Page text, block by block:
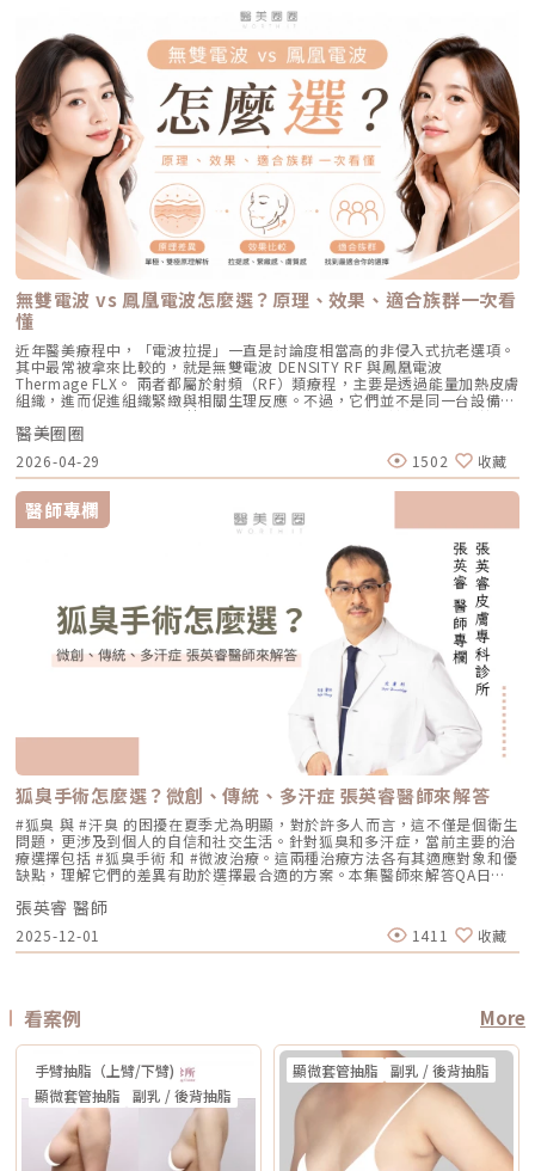
幅萎縮皮脂腺，把出油量降到極低，讓長痘痘的機率降到最低。但人體是有
自我修復機制的，經過數年後，部分皮脂腺可能會慢慢恢復部分功能。此
外，極端的壓力、嚴重的賀爾蒙失調依然可能引發零星的痘痘。但整體來
說，膚況絕對會比治療前穩定非常多。許多人會選擇在 1 到 2 年後，將
AviClear 作為年度的「控油進廠保養」來施打一次。Q5：打完 AviClear 後
有修復期嗎？該怎麼保養？A：由於屬於「非侵入性」的安全療程，術後皮
膚最多只會有輕微的泛紅，通常在幾個小時到一天內就會自然消退，完全不
影響日常上班上課。術後的保養也非常簡單：只要做好「基礎保濕」與「確
實防曬」，並在術後一週內暫停使用美白、酸類或去角質等刺激性產品即
可。對於忙碌的現代人來說，是非常友善的午休醫美選擇。拿回肌膚的主導
權，抗痘不再是一場苦戰青春痘從來就不只是一個表面的皮膚問題，它更深
刻地牽動著個人的自信心與社交生活。過去，嚴重痘痘肌患者往往陷入兩
難：任憑痘痘反覆肆虐，或是無奈忍受口服藥物的強烈副作用。隨著 2026
年新一代抗痘武器AviClear 戰痘雷射（1726nm）問世，無疑為醫學美容界
與深受痘痘困擾的患者，提供了一個全新、安全且具備極長效性的無藥物解
答。它成功將抗痘戰場，從伴隨負擔的全身性藥物代謝，精準轉移至局部的
皮脂腺控制，從源頭阻斷致痘環境。如果你也厭倦了反覆擦藥、吃藥的無盡
輪迴，渴望重新擁有一張清爽、穩定、不易泛油光的健康臉龐，建議尋求專
業醫師進行完整的膚況評估。透過精準的雷射療程規劃，為自己預約一個遠
離痘疤與油光的全新未來！
波 Exion、無限電波 Potenza）原理：結合了「微針」與「電波（RF）」
雙重優勢。透過極細的微針穿透表皮，在到達真皮層特定深度時瞬間釋放電
波熱能。這不僅能刺激膠原蛋白與彈力蛋白重組（改善老化型毛孔），微針
的物理性破壞與電波熱能，還能破壞過度活躍的皮脂腺（改善出油型毛
孔）。適合誰：混合型毛孔（又油又鬆弛）、肝斑體質不適合打高能量雷射
者、想全面提升膚質緊緻度的人。效果與特色：因為熱能在皮膚深層釋放，
表皮的熱傷害極小，退紅快（通常隔天即可上妝）。對於膚質的「整體優
化」有非常亮眼的表現。5. 物理性微創重建：得美微針筆（Dermapen）原
理：透過儀器上極細微的針頭，在肌膚表層每秒創造出1,920的微小穿刺通
道。這種「微破壞」能直接啟動肌膚天然的傷口癒合機制，刺激膠原蛋白與
彈力蛋白增生。更棒的是，這些微通道能像海綿一樣，大幅提升後續保養精
華（如生長因子、高濃度玻尿酸）的吸收率，達到加乘的養膚效果。適合族
群：老化型毛孔、淺層凹洞型毛孔、膚質粗糙者，以及對部分能量型療程較
為敏感、希望降低反黑風險的族群（實際仍需由醫師評估）。效果與特色：
因為沒有雷射或電波的「熱傷害」，所以術後照顧相對簡單，反黑機率極
低。做完後通常會有 1~3 天的微泛紅，能溫和改善膚質與毛孔細緻度的新
興療程。醫美療程怎麼選？重點大評比為了讓你更清楚怎麼挑選，我們整理
了五大主力療程的比較表：療程後的關鍵：醫美術後保養黃金法則許多人投
入療程本身，卻忽略術後照護的重要性，可能影響修復效果，甚至增加色素
沉澱風險。掌握以下三大原則，有助於穩定膚況並延續療程效果：1. 加強保
濕修護雷射或電波療程後，肌膚屏障暫時較為脆弱，容易出現乾燥與水分流
失。建議選擇成分單純、無香精與酒精的保濕與修護產品（如玻尿酸、神經
醯胺），協助維持肌膚修復所需的穩定環境。2. 落實防曬措施術後肌膚對紫
外線較為敏感，建議使用足夠防曬係數（如 SPF30–50 以上），並搭配帽
子、陽傘等物理性防曬，以降低色素沉澱的風險。3. 避免刺激性保養於恢復
期間內，應暫停使用酸類（如果酸、水楊酸）、A醇、去角質及高刺激性美
白產品。實際恢復時間會依療程種類與個人膚況不同，建議依照醫師指示逐
步恢復日常保養。毛孔粗大常見問題Q&A Q1：做完醫美，毛孔就可以「完
全消失」嗎？ 這是不切實際的期望喔！毛孔是皮膚正常的生理結構，不可
能完全消失不見。醫美療程的目標是讓變大、變形毛孔「縮小、變淺」，讓
肌膚在視覺上達到平滑、細緻的效果，也就是俗稱的「水煮蛋肌」狀態。
Q2：打雷射縮毛孔，皮膚會不會越打越薄？ 正確的雷射治療不但不會讓皮
膚變薄，反而會因為刺激真皮層膠原蛋白新生，讓肌膚變得更厚實、更有彈
性！但前提是「間隔時間要充足」且「能量掌控得當」，過度頻繁的施打才
有可能破壞皮膚屏障。Q3：改善毛孔粗大，通常需要打幾次才有效？ 醫美
不是變魔術，通常需要一個「療程」的規劃。以皮秒雷射或微針電波為例，
通常會建議進行 3~5 次（每次間隔約 4~6 週）為一個完整療程。不過，多
數人在第 2 次治療後，就會感覺到上妝變得服貼、出油量減少的明顯變化
了。Q4：我是容易泛紅的敏感肌或酒糟肌，也能做醫美縮毛孔嗎？需經醫
師審慎評估。敏感肌或酒糟肌因皮膚屏障較脆弱，若在發炎尚未穩定的情況
下進行高能量雷射，可能增加泛紅加劇或刺激反應的風險。因此治療重點通
常會先放在「穩定膚況與降低發炎反應」，並依個別狀況調整可能的誘發因
素。待肌膚穩定後，再由醫師評估選擇較溫和的療程，例如微針類療程或能
量可精準控制的微針電波，以循序漸進方式改善毛孔粗大與膚質細緻度。
Q5：我平常有在擦酸類或A醇縮毛孔，做醫美前後需要停用嗎？建議暫停使
用，但實際時間需依療程種類與個人膚況調整。酸類（如果酸、水楊酸）與
A醇會促進角質代謝，可能在療程前後增加肌膚敏感度，使刺激反應（如泛
紅、乾燥）加劇，並提高色素沉澱的風險。一般常見建議為：療程前約3–7
天暫停使用，術後約1–2週再視肌膚修復狀況逐步恢復。但實際仍應依醫師
評估為準。在停用期間，建議以溫和清潔、加強保濕與修護（如玻尿酸、神
經醯胺等），並落實防曬措施，協助肌膚穩定修復。擺脫毛孔焦慮，找回平
滑自信肌對抗毛孔粗大是一場長期抗戰，它需要你改變不良的生活習慣、建
立正確的居家保養觀念，並適時借助醫美科技的強大力量來突破瓶頸。現在
的醫美技術已經能為各種膚況提供客製化的解決方案，如果不確定自己到底
是屬於哪一種毛孔類型，或者不知道該從哪一個療程下手，建議直接安排時
間到專業的醫美診所進行諮詢。透過醫師的專業評估，甚至搭配高階的肌膚
檢測儀器，才能為你規劃出最精準、最不走冤枉路的縮毛孔計畫！★溫馨提
術，不只是把能量打在斑點上，而是以更科學、更安全的方式處理色素問
題。AutoDerm 智慧影像分析系統在正式治療前，系統會先掃描肌膚，辨識
每一處斑點的分布、深度與範圍。這讓醫師不再只依賴肉眼判斷，而是能透
過影像資訊調整能量，讓治療更客製化、也更一致。對於斑點多、深淺不一
或分布不規則的人來說，這項技術能有效提升治療的精準度。CPTL 超冷卻
保護除斑過程中最令人擔心的副作用之一，就是因熱能過高造成紅腫、脫
皮，甚至反黑。CPTL 的作用是在雷射擊發的同時迅速降溫，使肌膚保持在
低溫狀態，避免熱能向周圍擴散。皮膚被冷保護包覆後，不僅治療時更舒
適，也能減少後續的發炎反應，讓整體修復期縮短許多。VSLS色素冷剝離
技術在 532 奈米波長下，Reepot 的能量並非以高熱燒灼黑色素，而是以機
械式的震動作用使色素顆粒鬆動、分離，再交由身體自然代謝。這項機制能
同時保護真皮層的血管結構，減少對健康組織的影響，讓整個治療更溫和，
也降低出現過度刺激或色素反應的可能性。透過這三項核心技術的搭配，
Reepot 不只是單純「把斑點打掉」，而是以更安全、更穩定的方式改善色
素問題，也更符合現代人對於恢復期短、風險低的期待。Reepot 為何能將
斑點一撕即除？人工皮代謝讓改善更有感為什麼 Reepot 能做到治療後「撕
除人工皮時同步帶走斑點」？這與它的能量作用與術後設計密切相關。
Reepot 透過 532 nm 能量搭配冷剝離技術，使表層黑色素逐漸被帶向角質
層；治療後覆蓋的人工皮則提供穩定、封閉式的修復環境，讓色素在代謝期
間被更完整地固定在表皮。當人工皮在回診時由專業人員取下，老化角質連
同部分色素會一併脫落，因此能呈現出「一撕即除」的改善效果。以冷卻保
護與機械式震動相結合的方式，讓斑點代謝更有感，也讓治療成果更直觀。
誰適合做 Reepot？讓你一眼就能找到自己的定位Reepot 特別適合以下肌
膚需求： 曬斑、雀斑、老人斑、顴骨母斑 膚色暗沉不均，看起來不夠乾淨
做過除斑，但怕反黑、怕紅腫 希望治療後恢復期短、隔天能上班 膚質偏薄
或偏敏感，不敢嘗試侵略性太高的治療Reepot AI時光雷射的效果：一次能
改善什麼？以下為臨床上常見改善情況（效果因個人皮膚而異）： 斑點淡
化明顯 膚色提亮、均勻度提升 老人斑變淡、邊界變柔和 妝感變乾淨，妝更
貼更亮 肌膚質地有細緻感Reepot 術後恢復期與照護指南Reepot 最大優勢
之一就是修復期短。常見反應淡淡泛紅：1–3 天斑點結痂／色素加深：3–7
天代謝期：1–2 週術前事項1. 治療部位若有傷口、感染或過敏發炎需等肌膚
恢復後再施作。2. 有心律調節器、光敏感或慢性疾病者需由醫師評估安全
性。3. 孕婦、哺乳者與近期使用光敏藥物者不建議進行光電療程。4. 三個
月內做過深層換膚或磨皮者需與醫師確認治療時機。5. 術前請避免日曬並停
止酸類、去角質與刺激性保養品。這些都有助於減少反黑。術後照護1. 人工
皮需連續貼著約 14 天且不可自行撕除。2. 若人工皮翹起或濕潤可加貼更大
片人工皮加強固定。3. 術後兩週內避免三溫暖、蒸氣、劇烈流汗與飲酒。4.
請按時回診由專業人員移除人工皮並檢查膚況。5. 如出現紅腫、刺癢或滲出
應立即聯絡診所處理。6. 色素代謝期間避免使用磨砂、卸妝棉與去角質產
品。7. 修復期需加強保濕並確實做好防曬。Reepot 的優勢到底在哪？與傳
準 舒適度 熱感明顯，需敷麻 即時冷卻系統，可不需敷麻 反黑風險 較高 較
理多種斑點 療程次數 修復期 可能需多次，修復期較長 單次有感改善、修復
期更短 適合性 適合多數色斑但風險略高 適合希望快速、低風險改善的族群
Reepot AI時光雷射禁忌症以下情況在接受 Reepot 治療時需特別注意，需
由醫療人員審慎評估：1. 具有光敏感體質或正在使用感光藥物者若皮膚對光
線反應特別強烈，或正在使用會增加光敏性的藥物，治療後發生刺激或色素
反應的風險較高。2. 三個月內曾使用口服 A 酸A 酸會影響皮膚角質更新與
修復速度，使治療後的反應加劇，因此仿單建議需完全停藥至少三個月。3.
最近三到六個月內接受過填補注射包括玻尿酸、洢蓮絲、舒顏萃等填充劑，
為避免能量影響填充物穩定性，需由醫療人員評估治療時機。4. 三個月內接
受過磨皮或其他侵入性治療若表皮尚未完全恢復，過早進行雷射可能造成過
度刺激或延長恢復期。5. 懷孕與哺乳期間仿單中明確列為需避免的狀況，主
要基於安全性與荷爾蒙變動的不確定性雖然非侵入性，但仍建議暫緩治療。
八歲者不建議未成年人接受此類治療，除非有醫療必要且經監護人與專業醫
雷射有什麼最大差別？Reepot 的能量作用以機械式震動為主，而非傳統以
熱破壞色素為核心的方式，因此對周邊組織較為溫和，修復期相對短。搭配
AI 智慧影像分析與低溫保護，可讓能量更集中在斑點本身，減少熱擴散造成
的紅腫或反黑風險。對於需要更加精準、可控的淺層色素改善者，是較新的
治療選擇。Q2：一次療程能看到效果嗎？需要做幾次比較理想？淺層曬
斑、雀斑在單次治療後多半能看到初步變化；但深層或混合型色素通常需要
多次治療，效果會以「循序淡化」的方式呈現。實際次數與間隔仍須依個人
拉提使用的是 RF 射頻能量。RF 是 Radiofrequency 的縮寫。原理是透過
射頻能量在皮膚組織中產生熱能，讓膠原蛋白受熱收縮，並啟動後續的膠原
蛋白新生與重組。很多人一聽到「加熱」會覺得很抽象，電波不是只打一個
點，而是讓一段皮膚組織被均勻加熱。當皮膚裡的膠原纖維遇到適當熱能，
就像鬆掉的彈力網被重新收緊，視覺上會有比較緊、平整的感覺。所以電波
常見的效果感受包括：皮膚變緊、細紋變淡、毛孔視覺變細緻、臉部鬆弛感
改善、膚質變得比較平滑。也因為電波比較強調「皮膚緊緻」和「膚質改
善」，所以如果困擾的是臉看起來鬆鬆的、眼周或嘴邊有細紋、臉頰摸起來
不夠緊實，電波通常會是可以評估的方向。但要注意，電波不是做完就立刻
變成另一張臉。效果通常會分成兩個階段：一部分人會先感覺皮膚有收緊
感，後續則會隨著膠原蛋白慢慢新生，讓緊緻度逐漸出現。音波是什麼？重
點在聚焦超音波與深層拉提音波拉提使用的是 聚焦式超音波能量，常見名
稱包含 HIFU、MFU 或 MFU-V。它的特色是可以把能量聚焦到皮膚深層，形
成一個個熱凝結點，刺激組織收縮與膠原蛋白新生。部分音波療程可透過不
同深度探頭，將能量作用到接近深層支撐結構的位置，例如常被討論的
SMAS 筋膜層。SMAS 是臉部支撐結構的一部分，傳統拉皮手術也會處理這
個層次。音波的概念，就是透過非侵入式方式，把能量送到較深層的支撐結
構，幫助輪廓往上拉。所以音波常見的效果感受包括：下顎線變清楚、嘴邊
肉改善、臉部線條變順、雙下巴或下半臉鬆垂感變少。如果你的困擾不是細
紋，而是「臉往下掉」、「輪廓線越來越模糊」、「拍照時下半臉變重」，
音波通常會比電波更貼近你的需求。不過音波也不是越深越好、越痛越有
效。不同部位需要不同探頭、不同深度與不同發數，醫師必須依照臉型、脂
肪厚度、骨架與皮膚狀況去規劃。打錯層次、能量過高或發數不合適，都可
能影響效果與安全性。電波、音波、傳統拉皮手術差異表 項目 電波拉提 音
波拉提 傳統拉皮手術 療程原理 使用RF射頻能量，透過熱能刺激膠原蛋白收
縮與新生 使用聚焦式超音波能量，將熱能聚焦到特定深度，刺激組織收縮
與膠原蛋白新生 透過外科手術方式，移除多餘皮膚，並重新拉提、固定鬆
弛組織 作用方向 偏向皮膚緊緻、細紋、膚質與鬆弛感改善 偏向深層支撐、
輪廓拉提、下顎線與嘴邊肉改善 偏向明顯鬆弛、下垂組織與多餘皮膚的結
構性改善 常見作用層次 真皮層、皮下組織，依儀器與能量設定不同 真皮
層、皮下組織、筋膜層等不同深度，依探頭與機型不同 皮膚、皮下組織、
肉、下顎線模糊、臉部下垂感 改善明顯鬆弛、下垂與多餘皮膚，拉提幅度
通常較明顯 適合對象 皮膚開始鬆、細紋變多、毛孔或膚質變粗、想讓臉看
起來更緊緻的人 輪廓開始下垂、嘴邊肉明顯、下顎線不清楚、下半臉變重
型、能量與個人耐受度，可能不需麻醉或搭配舒緩方式 通常需要局部麻
上，依手術範圍與複雜度不同 修復期 多數人修復期短，可能有暫時泛紅、
長，可能有腫脹、瘀青、傷口照護與拆線需求 效果出現時間 部分人術後先
有緊實感，完整效果通常隨膠原蛋白新生逐漸出現 部分人術後有緊繃感，
拉提效果通常會在數週至數月逐漸明顯 術後消腫後逐漸看出效果，完整自
然度需等待恢復期 維持時間 約1年至1年半以上，依個人體質、老化速度與
保養而定 約1年至1年半以上，依個人體質、發數、能量與保養而定 通常可
維持數年，但仍會隨年齡與老化速度改變 優點 非侵入式、修復期短、膚質
與緊緻感改善自然 非侵入式、修復期短、對輪廓線與深層支撐較有針對性
拉提幅度通常較明顯，適合較嚴重鬆弛者 限制 對非常明顯的下垂或多餘皮
膚，改善幅度有限 對膚質、毛孔、細紋的改善不一定比電波明顯 需開刀、
強，要問哪個適合你很多人會問：「電波跟音波哪個效果比較好？」但這個
問題其實很容易問錯方向。因為電波和音波不是同一種東西，它們就像健身
可以優先評估音波。 如果同時有鬆和垂：可以和醫師討論電音波搭配。這
也是為什麼現在很多醫師會用「複合式療程」來做規劃。不是每個人都只需
要一種療程，而是要看老化主要發生在哪一層，再決定適合電波、音波，還
是兩者搭配。電波音波可以一起打嗎？可以，但不是每個人都一定需要。電
波和音波作用原理不同，所以在醫師評估下，兩者確實可以搭配。常見做法
是用音波處理深層輪廓拉提，再用電波改善皮膚緊緻與膚質鬆弛，讓效果更
全面。不過，電音波不是「全部打越多越好」。發數、能量、施作順序、間
隔時間，都需要依照個人臉部條件設計。如果臉部脂肪偏少、皮膚偏薄、曾
做過其他療程，或是近期剛打過針劑，更要讓醫師完整評估，避免過度治
療。做電波音波前，要注意哪些事？第一，先判斷自己是哪一種老化問題在
無雙電波 vs 鳳凰電波怎麼選？原理、效果、適合族群一次看
懂
近年醫美療程中，「電波拉提」一直是討論度相當高的非侵入式抗老選項。
其中最常被拿來比較的，就是無雙電波 DENSITY RF 與鳳凰電波
Thermage FLX。 兩者都屬於射頻（RF）類療程，主要是透過能量加熱皮膚
組織，進而促進組織緊緻與相關生理反應。不過，它們並不是同一台設備，
也不只是名稱不同而已。 簡單來說： 鳳凰電波較常被用於輪廓緊緻與拉提
需求，屬於單極射頻應用的代表療程； 無雙電波則為結合單極與雙極射頻
的複合式電波療程，常被用於同時兼顧緊緻與膚質改善。 根據原廠資料，
Thermage 為非侵入式射頻療程，可應用於肌膚緊緻與平滑需求；而
DENSITY 則採用單極與雙極射頻能量，可作用於不同皮膚層次。 這也是為
什麼許多人在選擇療程時會產生疑問： 我需要的是「輪廓拉提」，還是
「膚質細緻」？ 我適合鳳凰電波，還是無雙電波？ 兩者是否可以搭配施
作？ 以下將用較好理解的方式，帶你一次釐清兩者差異。什麼是鳳凰電波
Thermage FLX？鳳凰電波的正式名稱是 Thermage FLX，為台灣索塔
SoltaTaiwan Limited旗下的射頻設備。根據台灣原廠資料，Thermage
FLX 採用單極電容耦合射頻技術。所謂「電容耦合」，簡單來說就是能量透
過皮膚表面傳導進入皮膚內部，無需破壞皮膚結構。它的特色是「單極電
波」。是能將熱能傳遞到較深層的皮膚組織，形成較廣泛的容積式加熱。一
般民眾常聽到的「電波拉提」、「緊緻輪廓」、「改善鬆弛」，多半就是從
這類療程概念延伸而來。由於屬於非侵入式，不需要手術或注射，且通常恢
復期較短；效果可能在療程後逐漸顯現，並隨著時間持續變化。鳳凰電波適
合施打族群鳳凰電波比較常被期待用在以下需求： 臉部鬆弛感 下顎線不清
楚 嘴邊肉或輪廓線變模糊 眼周細紋與鬆弛 身體局部肌膚鬆弛 常被作為年度
型保養選項之一不過要特別注意，任何非侵入式儀器療程都不是拉皮手術，
也不是填充療程。它比較適合用來改善輕度到中度鬆弛，若已經有明顯皮膚
下垂、脂肪位移或組織支撐不足，仍需要由專業醫師評估是否需搭配其他療
程。什麼是DENSITY RF無雙電波 ？無雙電波的英文名稱為 DENSITY，由
Jeisys Medical 推出。根據 DENSITY 官方資料，這套系統使用單極與雙極
高頻能量，可將能量傳遞到淺層與深層皮膚組織。它和傳統單一電波不同的
地方，在於它主打「單極 + 雙極」的複合式能量設計。單極偏向較深層作
用，雙極則偏向較表層、較集中，因此在療程定位上，無雙電波常被形容為
兼顧： 深層緊緻 淺層膚質 細紋改善 毛孔與光澤感 整體肌膚精緻度
DENSITY 採用 sequential monopolar + bipolar RF，也就是序列式單極
與雙極射頻能量，並搭配冷卻與即時阻抗校準等設計。無雙電波適合施打族
群無雙電波常被期待用在以下族群： 臉沒有嚴重鬆弛，但開始覺得輪廓不
夠緊 膚質變粗、毛孔變明顯 乾燥細紋、光澤感下降 想做電波，但怕疼痛感
太強 想要自然型、精緻型保養 希望同時處理緊緻與膚質所以如果說鳳凰電
波比較偏「輪廓拉提主力」，無雙電波就比較像「緊緻 + 膚質管理」的複合
容積式加熱 療程定位 膚質、細緻、緊緻並重 輪廓、拉提、緊實為主 適合族
冷卻技術 五階七段冷卻系統 分段噴灑冷媒 探頭 雅典娜探頭：臉部 宙斯探
頭：身體 愛神探頭：眼周 紫鑽探頭：臉/四肢 碧眼探頭：眼周 藍鑽探頭：
臉/四肢 黃金探頭：身體 疼痛感 多數定位為較舒適型 但仍因人而異 感受通
常較明顯，但依能量、部位與個人耐受度不同 常見效果感受 膚質變細、臉
部較緊 光澤提升 輪廓變緊、線條感改善 適合重點 想變精緻、自然、保養型
想加強緊緻、抗老、輪廓型 原理差異：單極、雙極到底是什麼？很多人看
到「單極」、「雙極」會覺得很難懂，其實可以用生活化的方式理解。單極
醫美圈圈
2026-04-29 1502 收藏
醫師專欄
狐臭手術怎麼選？微創、傳統、多汗症 張英睿醫師來解答
#狐臭 與 #汗臭 的困擾在夏季尤為明顯，對於許多人而言，這不僅是個衛生
問題，更涉及到個人的自信和社交生活。針對狐臭和多汗症，當前主要的治
療選擇包括 #狐臭手術 和 #微波治療。這兩種治療方法各有其適應對象和優
缺點，理解它們的差異有助於選擇最合適的方案。本集醫師來解答QA日常
生活中該如何減少體味產生？重點摘要：00:00 開場00:05 微創旋轉刮刀狐
臭手術與傳統狐臭手術法之比較00:40 狐臭手術治療效果如何？01:55 狐臭
和多汗我都有，但我能使用狐臭手術嗎？02:33 狐臭治療建議幾歲開始做？
03:08 微波治療後汗水會跑到其他部位嗎？04:21 日常生活中該如何減少體
味產生？張英睿皮膚專科診所官網 : http://www.skinbook.com.tw/張英
https://www.instagram.com/drdeungskinclinic/張英睿皮膚專科診所地
址：新北市板橋區文化路一段118號電話：(02)-2250-6065LINE：
@xat.0000195926.1nzhttps://page.line.me/xat.0000195926.1nz?
張英睿 醫師
2025-12-01 1411 收藏
看案例 More
手臂抽脂（上臂/下臂)
顯微套管抽脂
副乳 / 後背抽脂
顯微套管抽脂 副乳 / 後背抽脂